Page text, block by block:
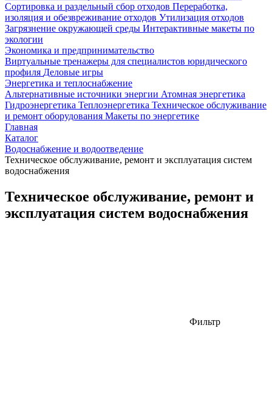
Сортировка и раздельный сбор отходов Переработка,
изоляция и обезвреживание отходов Утилизация отходов
Загрязнение окружающей среды Интерактивные макеты по
экологии
Экономика и предпринимательство
Виртуальные тренажеры для специалистов юридического
профиля Деловые игры
Энергетика и теплоснабжение
Альтернативные источники энергии Атомная энергетика
Гидроэнергетика Теплоэнергетика Техническое обслуживание
и ремонт оборудования Макеты по энергетике
Главная
Каталог
Водоснабжение и водоотведение
Техническое обслуживание, ремонт и эксплуатация систем
водоснабжения
Техническое обслуживание, ремонт и
эксплуатация систем водоснабжения
Фильтр